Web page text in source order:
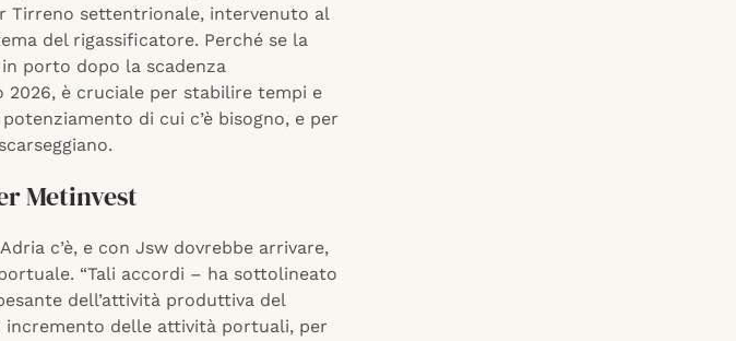
Tirreno settentrionale, intervenuto al
del rigassificatore. Perché se la
porto dopo la scadenza
2026, è cruciale per stabilire tempi e
di cui c’è bisogno, e per
Metinvest
c’è, e con Jsw dovrebbe arrivare,
“Tali accordi – ha sottolineato
dell’attività produttiva del
delle attività portuali, per